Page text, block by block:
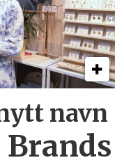
navn